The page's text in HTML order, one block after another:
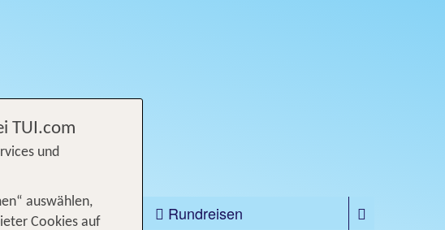
Kreuzfahrten
Rundreisen
TUI.com
und
auswählen,
Cookies auf